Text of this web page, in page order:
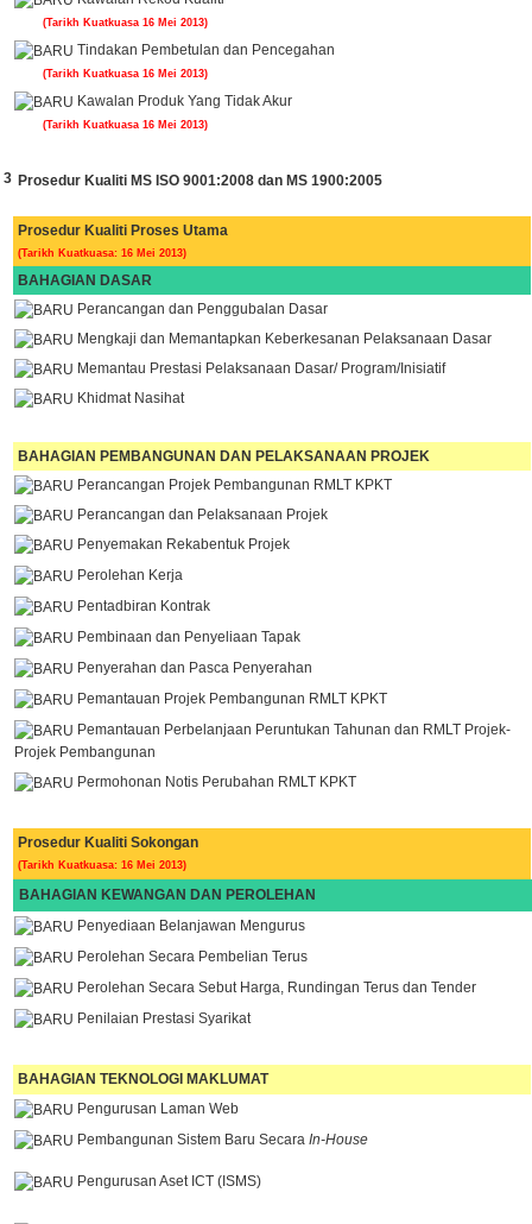
(Tarikh Kuatkuasa 16 Mei 2013)
Tindakan Pembetulan dan Pencegahan
(Tarikh Kuatkuasa 16 Mei 2013)
Kawalan Produk Yang Tidak Akur
(Tarikh Kuatkuasa 16 Mei 2013)
3 Prosedur Kualiti MS ISO 9001:2008 dan MS 1900:2005
Prosedur Kualiti Proses Utama
(Tarikh Kuatkuasa: 16 Mei 2013)
BAHAGIAN DASAR
Perancangan dan Penggubalan Dasar
Mengkaji dan Memantapkan Keberkesanan Pelaksanaan Dasar
Memantau Prestasi Pelaksanaan Dasar/ Program/Inisiatif
Khidmat Nasihat
BAHAGIAN PEMBANGUNAN DAN PELAKSANAAN PROJEK
Perancangan Projek Pembangunan RMLT KPKT
Perancangan dan Pelaksanaan Projek
Penyemakan Rekabentuk Projek
Perolehan Kerja
Pentadbiran Kontrak
Pembinaan dan Penyeliaan Tapak
Penyerahan dan Pasca Penyerahan
Pemantauan Projek Pembangunan RMLT KPKT
Pemantauan Perbelanjaan Peruntukan Tahunan dan RMLT Projek-
Projek Pembangunan
Permohonan Notis Perubahan RMLT KPKT
Prosedur Kualiti Sokongan
(Tarikh Kuatkuasa: 16 Mei 2013)
BAHAGIAN KEWANGAN DAN PEROLEHAN
Penyediaan Belanjawan Mengurus
Perolehan Secara Pembelian Terus
Perolehan Secara Sebut Harga, Rundingan Terus dan Tender
Penilaian Prestasi Syarikat
BAHAGIAN TEKNOLOGI MAKLUMAT
Pengurusan Laman Web
Pembangunan Sistem Baru Secara In-House
Pengurusan Aset ICT (ISMS)